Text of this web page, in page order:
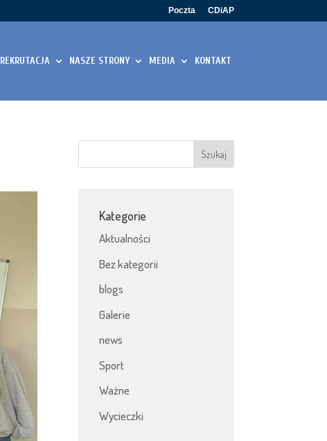
Poczta CDiAP
REKRUTACJA NASZE STRONY MEDIA KONTAKT
Kategorie
Aktualności
Bez kategorii
blogs
Galerie
news
Sport
Ważne
Wycieczki